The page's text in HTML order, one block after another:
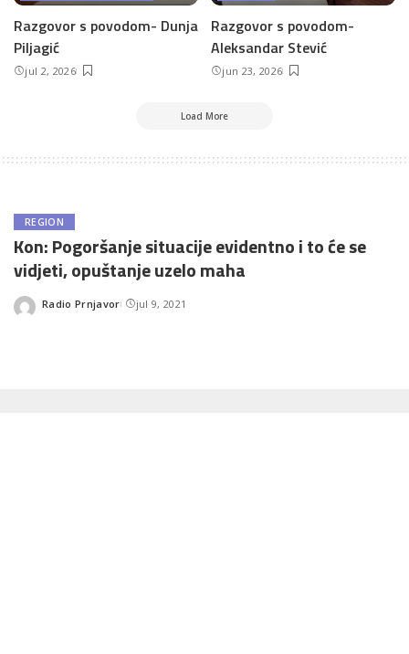
Razgovor s povodom- Dunja
Piljagić
jul 2, 2026
Razgovor s povodom-
Aleksandar Stević
jun 23, 2026
Load More
REGION
Kon: Pogoršanje situacije evidentno i to će se
vidjeti, opuštanje uzelo maha
Posted
Radio Prnjavor jul 9, 2021